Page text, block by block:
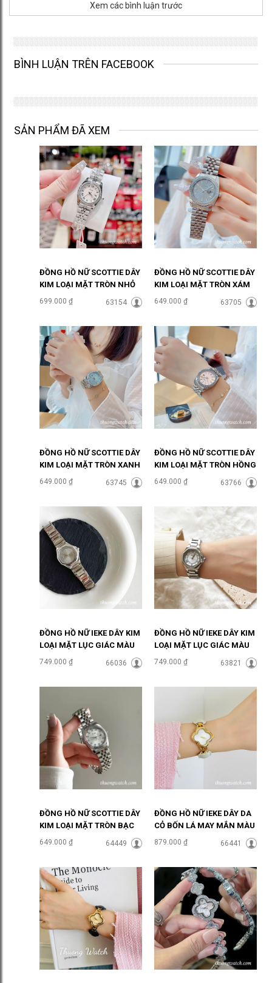
Xem các bình luận trước
BÌNH LUẬN TRÊN FACEBOOK
SẢN PHẨM ĐÃ XEM
ĐỒNG HỒ NỮ SCOTTIE DÂY
KIM LOẠI MẶT TRÒN NHỎ
ĐÍNH ĐÁ ĐHĐ48601
699.000 ₫ 63154
ĐỒNG HỒ NỮ SCOTTIE DÂY
KIM LOẠI MẶT TRÒN XÁM
THỜI THƯỢNG ĐHĐ48302
649.000 ₫ 63705
ĐỒNG HỒ NỮ SCOTTIE DÂY
KIM LOẠI MẶT TRÒN XANH
NGỌC ĐHĐ48303
649.000 ₫ 63745
ĐỒNG HỒ NỮ SCOTTIE DÂY
KIM LOẠI MẶT TRÒN HỒNG
PASTEL ĐHĐ48301
649.000 ₫ 63766
ĐỒNG HỒ NỮ IEKE DÂY KIM
LOẠI MẶT LỤC GIÁC MÀU
XÁM ĐHĐ48502
749.000 ₫ 66036
ĐỒNG HỒ NỮ IEKE DÂY KIM
LOẠI MẶT LỤC GIÁC MÀU
TRẮNG ĐHĐ48501
749.000 ₫ 63821
ĐỒNG HỒ NỮ SCOTTIE DÂY
KIM LOẠI MẶT TRÒN BẠC
SANG CHẢNH ĐHĐ46905
649.000 ₫ 64449
ĐỒNG HỒ NỮ IEKE DÂY DA
CỎ BỐN LÁ MAY MẮN MÀU
TRẮNG ĐHĐ48702
879.000 ₫ 66441